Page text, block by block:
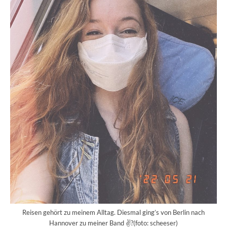
Reisen gehört zu meinem Alltag. Diesmal ging’s von Berlin nach
Hannover zu meiner Band ✌?(foto: scheeser)